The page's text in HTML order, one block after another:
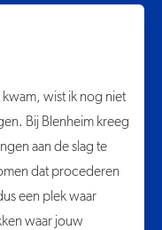
wist ik nog niet
Bij Blenheim kreeg
aan de slag te
dat procederen
een plek waar
waar jouw